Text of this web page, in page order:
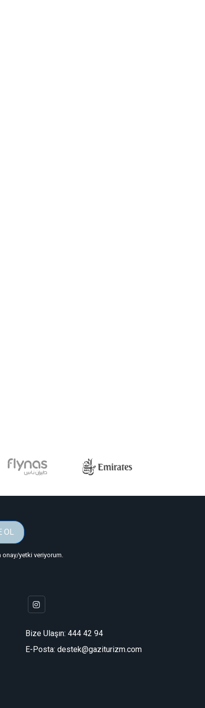
OL
onay/yetki veriyorum.
Bize Ulaşın: 444 42 94
E-Posta: destek@gaziturizm.com